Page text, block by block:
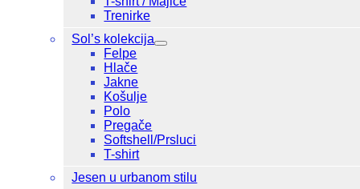
Trenirke
Sol’s kolekcija
Felpe
Hlače
Jakne
Košulje
Polo
Pregače
Softshell/Prsluci
T-shirt
Jesen u urbanom stilu